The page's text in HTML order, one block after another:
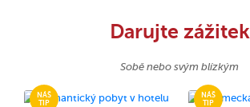
Darujte zážitek
Sobě nebo svým blízkým